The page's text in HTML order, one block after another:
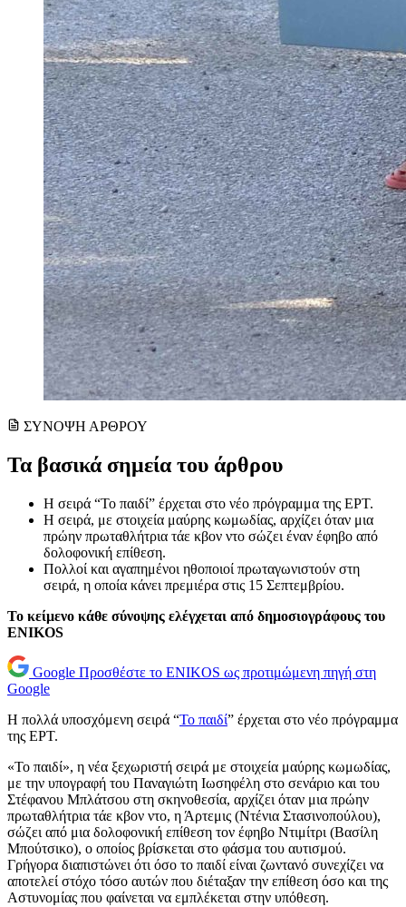
ΣΥΝΟΨΗ ΑΡΘΡΟΥ
Τα βασικά σημεία του άρθρου
Η σειρά “Το παιδί” έρχεται στο νέο πρόγραμμα της ΕΡΤ.
Η σειρά, με στοιχεία μαύρης κωμωδίας, αρχίζει όταν μια
πρώην πρωταθλήτρια τάε κβον ντο σώζει έναν έφηβο από
δολοφονική επίθεση.
Πολλοί και αγαπημένοι ηθοποιοί πρωταγωνιστούν στη
σειρά, η οποία κάνει πρεμιέρα στις 15 Σεπτεμβρίου.
Το κείμενο κάθε σύνοψης ελέγχεται από δημοσιογράφους του
ENIKOS
Google Προσθέστε το ENIKOS ως προτιμώμενη πηγή στη
Google
Η πολλά υποσχόμενη σειρά “Το παιδί” έρχεται στο νέο πρόγραμμα
της ΕΡΤ.
«Το παιδί», η νέα ξεχωριστή σειρά με στοιχεία μαύρης κωμωδίας,
με την υπογραφή του Παναγιώτη Ιωσηφέλη στο σενάριο και του
Στέφανου Μπλάτσου στη σκηνοθεσία, αρχίζει όταν μια πρώην
πρωταθλήτρια τάε κβον ντο, η Άρτεμις (Ντένια Στασινοπούλου),
σώζει από μια δολοφονική επίθεση τον έφηβο Ντιμίτρι (Βασίλη
Μπούτσικο), ο οποίος βρίσκεται στο φάσμα του αυτισμού.
Γρήγορα διαπιστώνει ότι όσο το παιδί είναι ζωντανό συνεχίζει να
αποτελεί στόχο τόσο αυτών που διέταξαν την επίθεση όσο και της
Αστυνομίας που φαίνεται να εμπλέκεται στην υπόθεση.